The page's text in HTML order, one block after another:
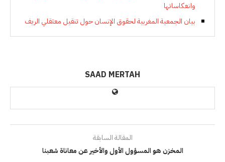
وانعكاساتها
بيان الجمعية المغربية لحقوق الإنسان حول تنقيل معتقلي الريف
SAAD MERTAH
المقالة السابقة
المخزن هو المسؤول الأول والأخير عن معاناة شعبنا